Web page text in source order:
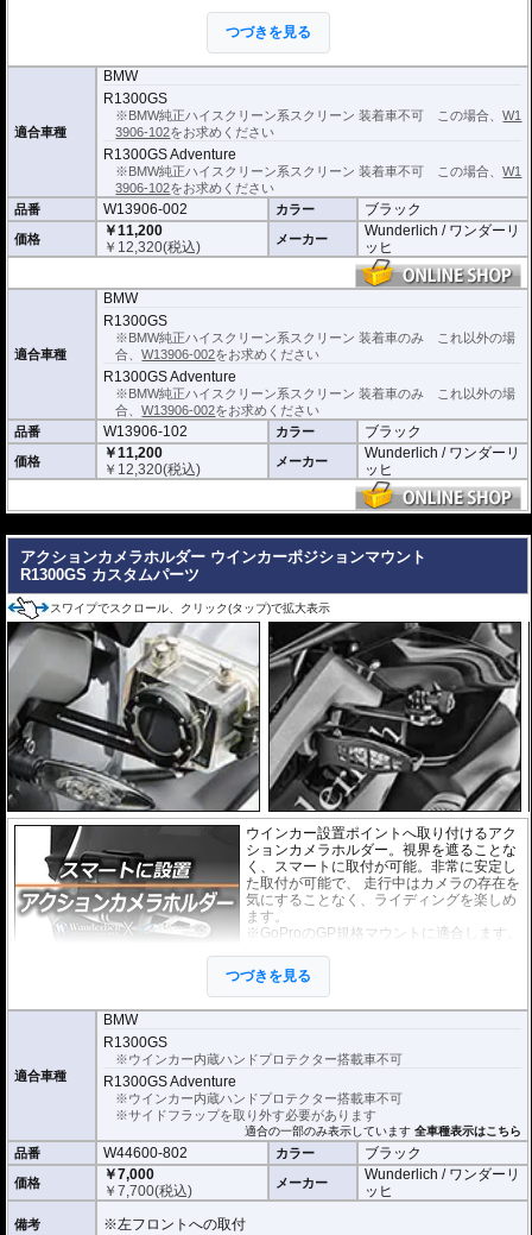
意ください。
つづきを見る
適合車種
BMW
R1300GS
※BMW純正ハイスクリーン系スクリーン 装着車不可 この場合、W1
3906-102をお求めください
R1300GS Adventure
※BMW純正ハイスクリーン系スクリーン 装着車不可 この場合、W1
3906-102をお求めください
品番
W13906-002 カラー ブラック
価格
￥11,200
￥ 12,320(税込) メーカー
Wunderlich / ワンダーリ
ッヒ
適合車種
BMW
R1300GS
※BMW純正ハイスクリーン系スクリーン 装着車のみ これ以外の場
合、W13906-002をお求めください
R1300GS Adventure
※BMW純正ハイスクリーン系スクリーン 装着車のみ これ以外の場
合、W13906-002をお求めください
品番
W13906-102 カラー ブラック
価格
￥11,200
￥ 12,320(税込) メーカー
Wunderlich / ワンダーリ
ッヒ
アクションカメラホルダー ウインカーポジションマウント
R1300GS カスタムパーツ
スワイプでスクロール、クリック(タップ)で拡大表示
ウインカー設置ポイントへ取り付けるアク
ションカメラホルダー。視界を遮ることな
く、スマートに取付が可能。非常に安定し
た取付が可能で、 走行中はカメラの存在を
気にすることなく、ライディングを楽しめ
ます。
※GoProのGP規格マウントに適合します。
意ください。
つづきを見る
適合車種
BMW
R1300GS
※ウインカー内蔵ハンドプロテクター搭載車不可
R1300GS Adventure
※ウインカー内蔵ハンドプロテクター搭載車不可
※サイドフラップを取り外す必要があります
適合の一部のみ表示しています全車種表示はこちら
品番 W44600-802 カラー ブラック
価格
￥7,000
￥7,700(税込) メーカー
Wunderlich / ワンダーリ
ッヒ
備考 ※左フロントへの取付